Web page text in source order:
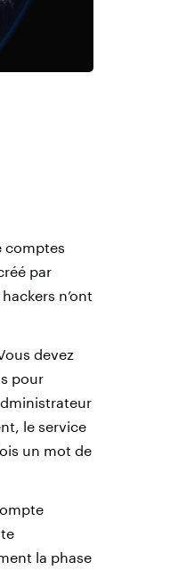
comptes
par
n’ont
devez
pour
le service
un mot de
la phase